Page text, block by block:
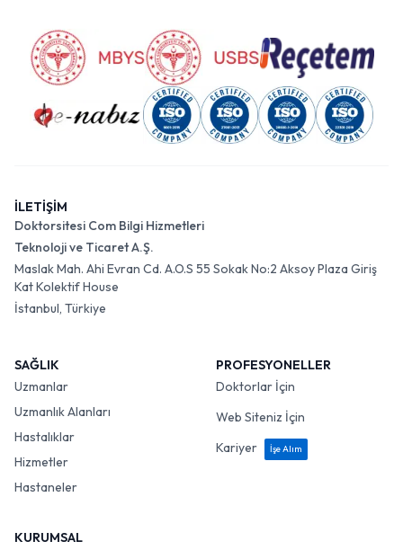
İLETİŞİM
Doktorsitesi Com Bilgi Hizmetleri
Teknoloji ve Ticaret A.Ş.
Maslak Mah. Ahi Evran Cd. A.O.S 55 Sokak No:2 Aksoy Plaza Giriş
Kat Kolektif House
İstanbul, Türkiye
SAĞLIK
Uzmanlar
Uzmanlık Alanları
Hastalıklar
Hizmetler
Hastaneler
PROFESYONELLER
Doktorlar İçin
Web Siteniz İçin
Kariyer
İşe Alım
KURUMSAL